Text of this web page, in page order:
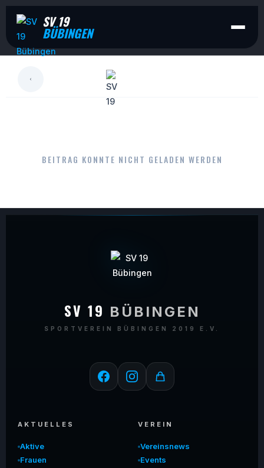
SV 19
BÜBINGEN
BEITRAG KONNTE NICHT GELADEN WERDEN
SV 19 BÜBINGEN
SPORTVEREIN BÜBINGEN 2019 E.V.
AKTUELLES
Aktive
Frauen
VEREIN
Vereinsnews
Events